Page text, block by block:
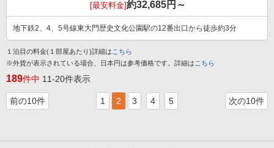
[最安料金]約32,685円～
地下鉄2、4、5号線東大門歴史文化公園駅の12番出口から徒歩約3分
１泊目の料金(１部屋あたり)詳細は こちら
※外貨が表示されている場合、日本円は参考価格です。詳細は こちら
189件中 11-20件表示
前の10件 1 2 3 4 5 次の10件